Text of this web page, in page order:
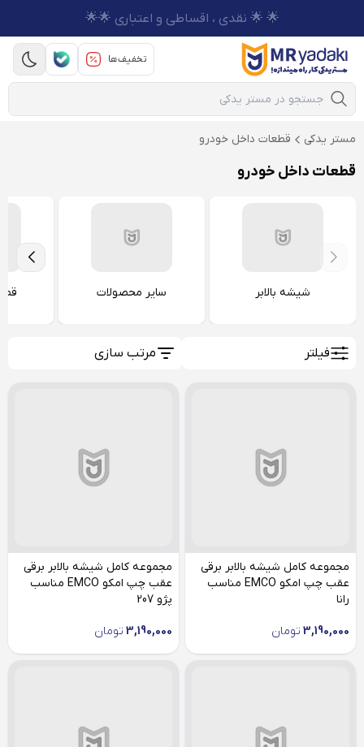
🌟 🌟 نقدی ، اقساطی و اعتباری 🌟🌟
تخفیف‌ها
Mobile Search
مستر یدکی قطعات داخل خودرو
قطعات داخل خودرو
شیشه بالابر سایر محصولات
فیلتر مرتب سازی
مجموعه کامل شیشه بالابر برقی
عقب چپ امکو EMCO مناسب
رانا
3,190,000 تومان
مجموعه کامل شیشه بالابر برقی
عقب چپ امکو EMCO مناسب
پژو 207
3,190,000 تومان